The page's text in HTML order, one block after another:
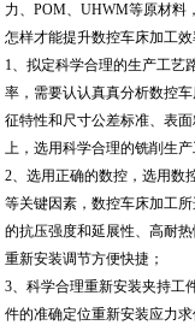
力、POM、UHWM等原材料
怎样才能提升数控车床加工效
1、拟定科学合理的生产工艺
率，需要认认真真分析数控
征特性和尺寸公差标准、表
上，选用科学合理的铣削生
2、选用正确的数控，选用数
等关键因素，数控车床加工
的抗压强度和延展性、高耐
重新安装调节方便快捷；
3、科学合理重新安装夹持工
件的准确定位重新安装应力